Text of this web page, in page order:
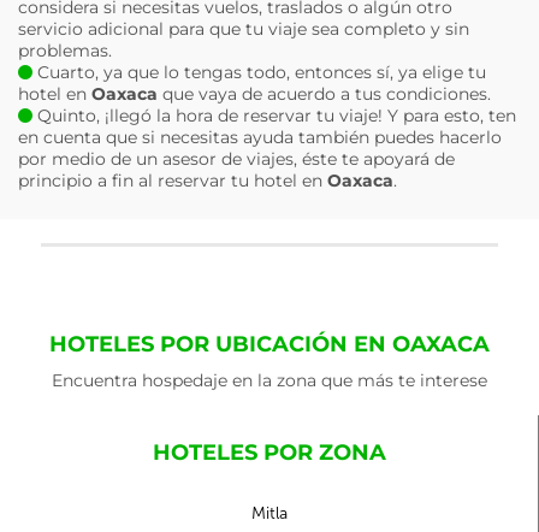
considera si necesitas vuelos, traslados o algún otro
servicio adicional para que tu viaje sea completo y sin
problemas.
Cuarto, ya que lo tengas todo, entonces sí, ya elige tu
hotel en Oaxaca que vaya de acuerdo a tus condiciones.
Quinto, ¡llegó la hora de reservar tu viaje! Y para esto, ten
en cuenta que si necesitas ayuda también puedes hacerlo
por medio de un asesor de viajes, éste te apoyará de
principio a fin al reservar tu hotel en Oaxaca.
HOTELES POR UBICACIÓN EN OAXACA
Encuentra hospedaje en la zona que más te interese
HOTELES POR ZONA
Mitla